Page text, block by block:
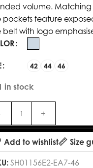
volume. Matching
pockets feature
belt with logo
42 44 46
in stock
Add to wishlist
Size
SH01156E2-EA7-46